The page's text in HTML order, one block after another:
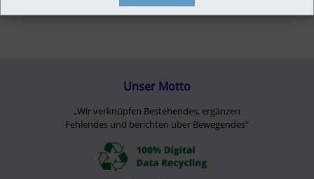
Unser Motto
„Wir verknüpfen Bestehendes, ergänzen
Fehlendes und berichten über Bewegendes”